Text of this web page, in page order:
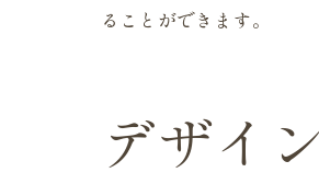
ることができます。
デザイ